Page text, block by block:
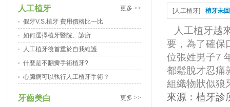
更多 >>
人工植牙
假牙V.S.植牙 費用價格比一比
如何選擇植牙醫院、診所
人工植牙後首重於自我維護
什麼是不翻瓣手術植牙?
心臟病可以執行人工植牙手術？
更多 >>
牙齒美白
[人工植牙] 植牙未
人工植牙越
要，為了確保
位張姓男子7
都鬆脫才忍痛
組織物狀似狼
來源： 植牙診